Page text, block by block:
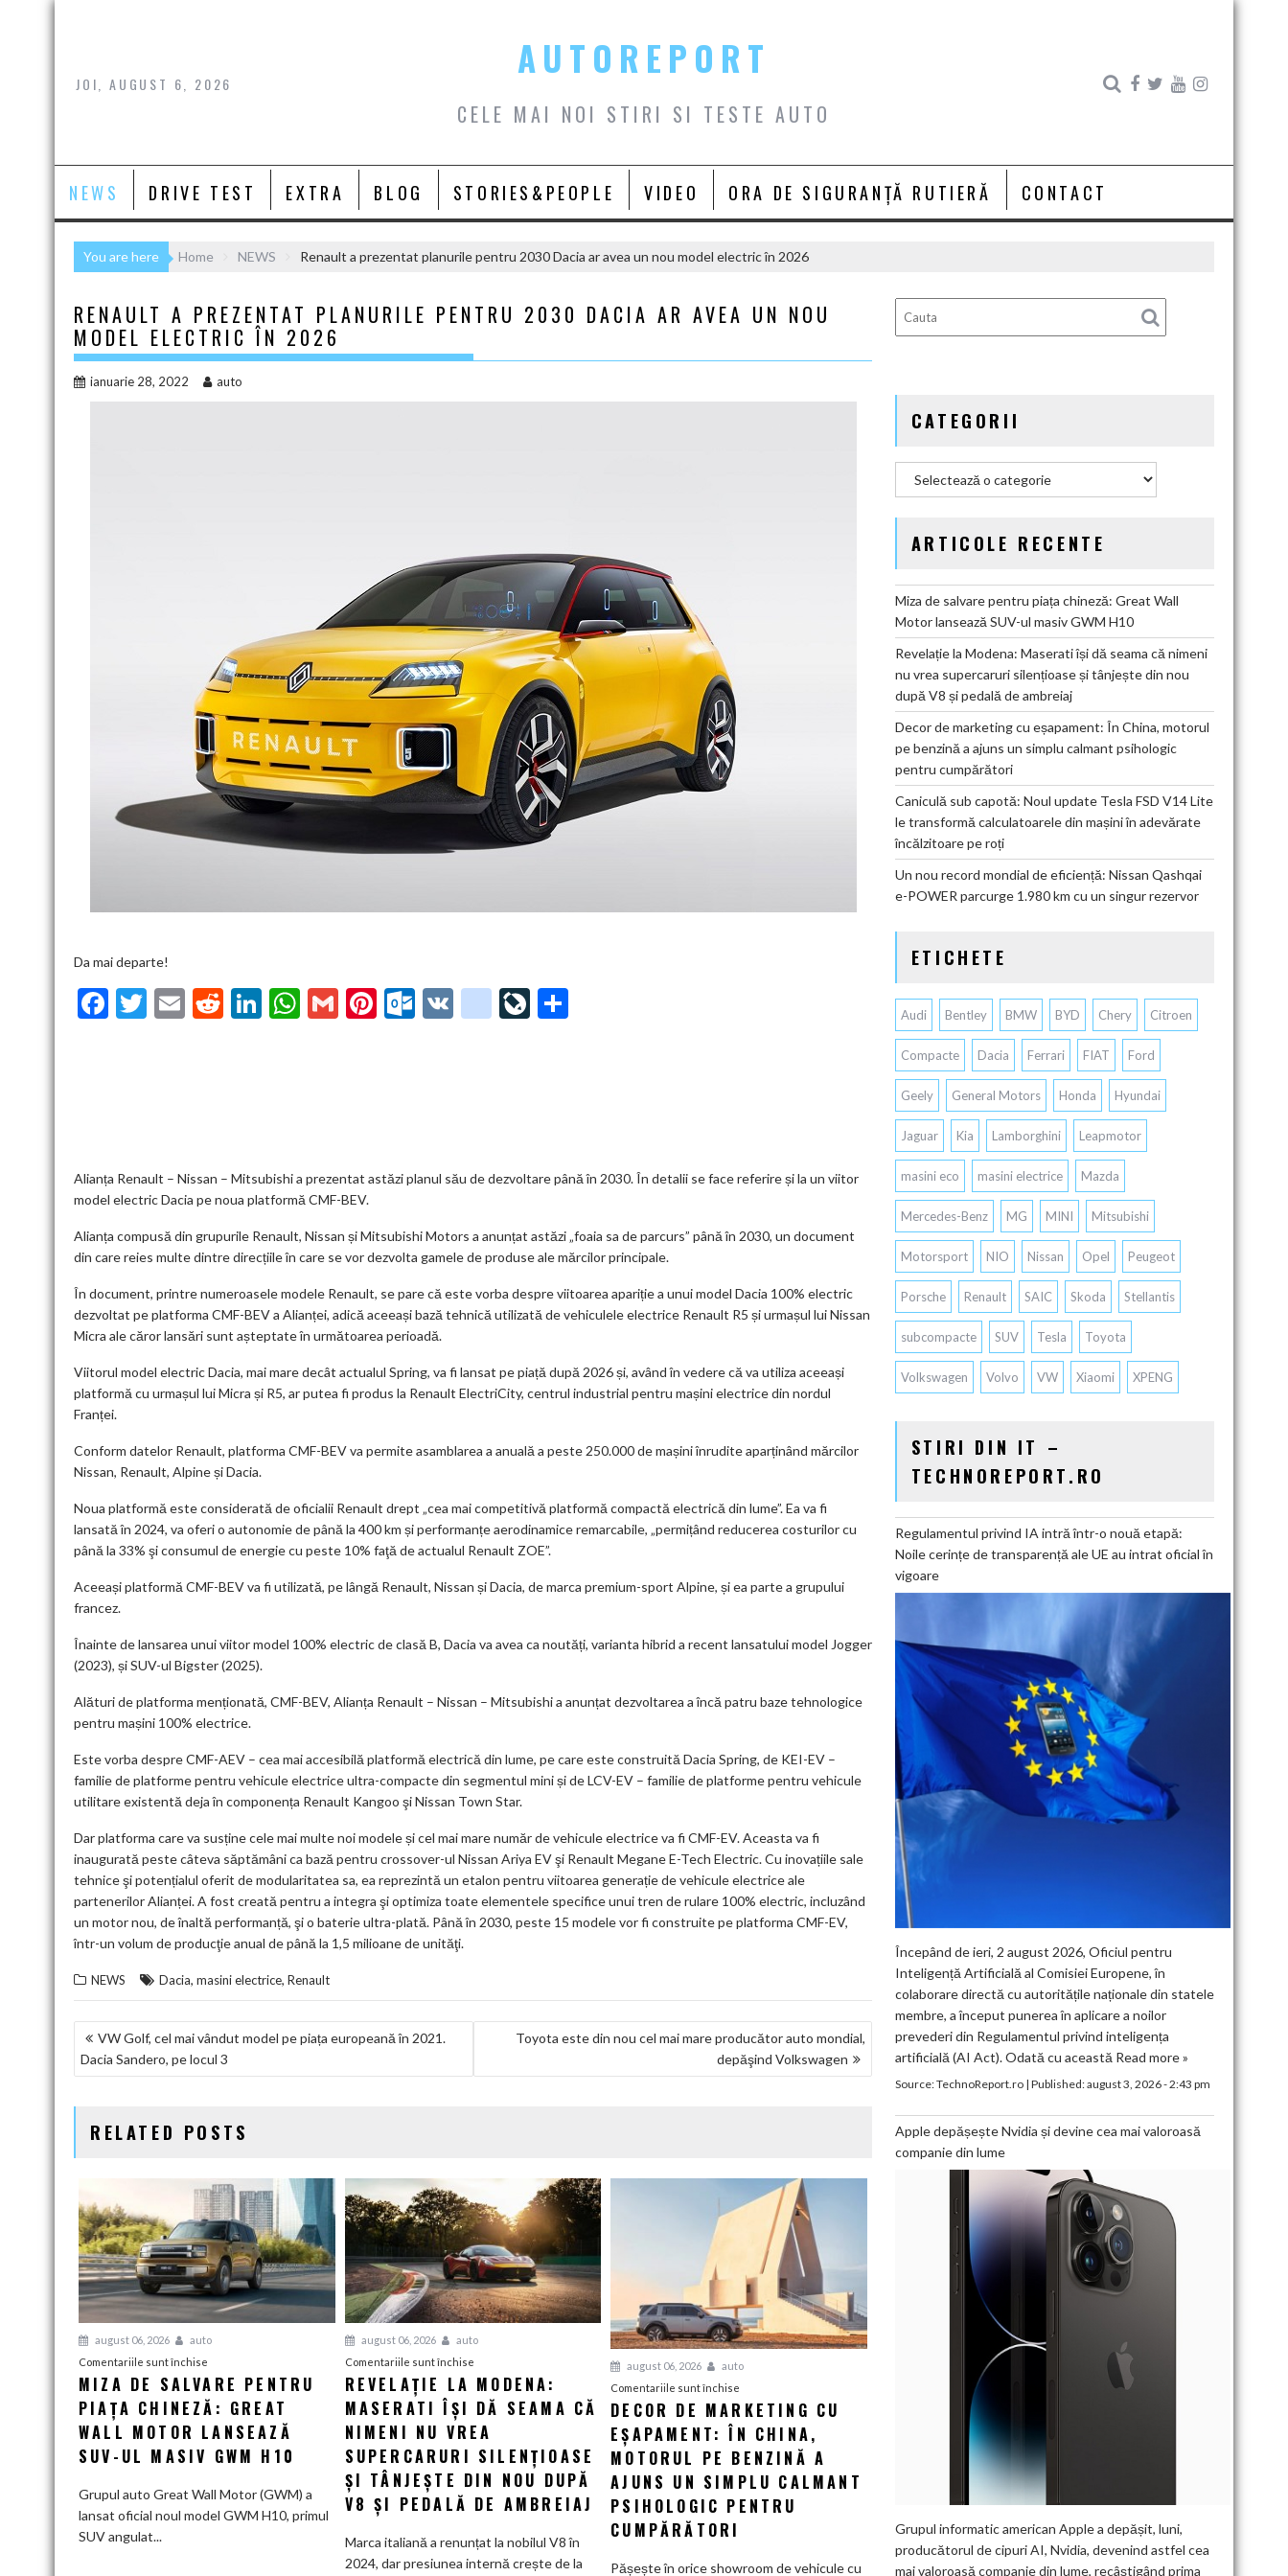
Skip
JOI, AUGUST 6, 2026
AUTOREPORT
CELE MAI NOI STIRI SI TESTE AUTO
NEWS DRIVE TEST EXTRA BLOG STORIES&PEOPLE VIDEO ORA DE SIGURANȚĂ RUTIERĂ CONTACT
You are here Home NEWS Renault a prezentat planurile pentru 2030 Dacia ar avea un nou model electric în 2026
RENAULT A PREZENTAT PLANURILE PENTRU 2030 DACIA AR AVEA UN NOU
MODEL ELECTRIC ÎN 2026
ianuarie 28, 2022 auto
Da mai departe!
F
k
T
E
R
Li W
p
G
Pi O
m
V
g
o
k
m
ar
Li
Alianța Renault – Nissan – Mitsubishi a prezentat astăzi planul său de dezvoltare până în 2030. În detalii se face referire și la un viitor
model electric Dacia pe noua platformă CMF-BEV.
Alianța compusă din grupurile Renault, Nissan și Mitsubishi Motors a anunțat astăzi „foaia sa de parcurs” până în 2030, un document
din care reies multe dintre direcțiile în care se vor dezvolta gamele de produse ale mărcilor principale.
În document, printre numeroasele modele Renault, se pare că este vorba despre viitoarea apariție a unui model Dacia 100% electric
dezvoltat pe platforma CMF-BEV a Alianței, adică aceeași bază tehnică utilizată de vehiculele electrice Renault R5 și urmașul lui Nissan
Micra ale căror lansări sunt așteptate în următoarea perioadă.
Viitorul model electric Dacia, mai mare decât actualul Spring, va fi lansat pe piață după 2026 și, având în vedere că va utiliza aceeași
platformă cu urmașul lui Micra și R5, ar putea fi produs la Renault ElectriCity, centrul industrial pentru mașini electrice din nordul
Franței.
Conform datelor Renault, platforma CMF-BEV va permite asamblarea a anuală a peste 250.000 de mașini înrudite aparținând mărcilor
Nissan, Renault, Alpine și Dacia.
Noua platformă este considerată de oficialii Renault drept „cea mai competitivă platformă compactă electrică din lume”. Ea va fi
lansată în 2024, va oferi o autonomie de până la 400 km și performanțe aerodinamice remarcabile, „permițând reducerea costurilor cu
până la 33% şi consumul de energie cu peste 10% faţă de actualul Renault ZOE”.
Aceeași platformă CMF-BEV va fi utilizată, pe lângă Renault, Nissan și Dacia, de marca premium-sport Alpine, și ea parte a grupului
francez.
Înainte de lansarea unui viitor model 100% electric de clasă B, Dacia va avea ca noutăți, varianta hibrid a recent lansatului model Jogger
(2023), și SUV-ul Bigster (2025).
Alături de platforma menționată, CMF-BEV, Alianța Renault – Nissan – Mitsubishi a anunțat dezvoltarea a încă patru baze tehnologice
pentru mașini 100% electrice.
Este vorba despre CMF-AEV – cea mai accesibilă platformă electrică din lume, pe care este construită Dacia Spring, de KEI-EV –
familie de platforme pentru vehicule electrice ultra-compacte din segmentul mini și de LCV-EV – familie de platforme pentru vehicule
utilitare existentă deja în componența Renault Kangoo şi Nissan Town Star.
Dar platforma care va susține cele mai multe noi modele și cel mai mare număr de vehicule electrice va fi CMF-EV. Aceasta va fi
inaugurată peste câteva săptămâni ca bază pentru crossover-ul Nissan Ariya EV şi Renault Megane E-Tech Electric. Cu inovațiile sale
tehnice şi potențialul oferit de modularitatea sa, ea reprezintă un etalon pentru viitoarea generație de vehicule electrice ale
partenerilor Alianței. A fost creată pentru a integra şi optimiza toate elementele specifice unui tren de rulare 100% electric, incluzând
un motor nou, de înaltă performanță, şi o baterie ultra-plată. Până în 2030, peste 15 modele vor fi construite pe platforma CMF-EV,
într-un volum de producţie anual de până la 1,5 milioane de unităţi.
NEWS Dacia, masini electrice, Renault
NAVIGARE
ÎN
VW Golf, cel mai vândut model pe piața europeană în 2021.
Dacia Sandero, pe locul 3
Toyota este din nou cel mai mare producător auto mondial,
depăşind Volkswagen
RELATED POSTS
august 06, 2026
auto
Comentariile sunt închise
Miza
de
salvare
piața
chineză:
Great
MIZA DE SALVARE PENTRU
PIAȚA CHINEZĂ: GREAT
WALL MOTOR LANSEAZĂ
SUV-UL MASIV GWM H10
Grupul auto Great Wall Motor (GWM) a
lansat oficial noul model GWM H10, primul
SUV angulat...
august 06, 2026
auto
Comentariile sunt închisepentru
Revelație
la
Modena:
își
dă
seama
nimeni
nu
REVELAȚIE LA MODENA:
MASERATI ÎȘI DĂ SEAMA CĂ
NIMENI NU VREA
SUPERCARURI SILENȚIOASE
ȘI TÂNJEȘTE DIN NOU DUPĂ
V8 ȘI PEDALĂ DE AMBREIAJ
Marca italiană a renunțat la nobilul V8 în
2024, dar presiunea internă crește de la
august 06, 2026
auto
Comentariile sunt închise
Decor
de
marketing
eșapament:
În
DECOR DE MARKETING CU
EȘAPAMENT: ÎN CHINA,
MOTORUL PE BENZINĂ A
AJUNS UN SIMPLU CALMANT
PSIHOLOGIC PENTRU
CUMPĂRĂTORI
Pășește în orice showroom de vehicule cu
CATEGORII
ARTICOLE RECENTE
Miza de salvare pentru piața chineză: Great Wall
Motor lansează SUV-ul masiv GWM H10
Revelație la Modena: Maserati își dă seama că nimeni
nu vrea supercaruri silențioase și tânjește din nou
după V8 și pedală de ambreiaj
Decor de marketing cu eșapament: În China, motorul
pe benzină a ajuns un simplu calmant psihologic
pentru cumpărători
Caniculă sub capotă: Noul update Tesla FSD V14 Lite
le transformă calculatoarele din mașini în adevărate
încălzitoare pe roți
Un nou record mondial de eficiență: Nissan Qashqai
e-POWER parcurge 1.980 km cu un singur rezervor
ETICHETE
Audi Bentley BMW BYD Chery Citroen
Compacte Dacia Ferrari FIAT Ford
Geely General Motors Honda Hyundai
Jaguar Kia Lamborghini Leapmotor
masini eco masini electrice Mazda
Mercedes-Benz MG MINI Mitsubishi
Motorsport NIO Nissan Opel Peugeot
Porsche Renault SAIC Skoda Stellantis
subcompacte SUV Tesla Toyota
Volkswagen Volvo VW Xiaomi XPENG
STIRI DIN IT –
TECHNOREPORT.RO
Regulamentul privind IA intră într-o nouă etapă:
Noile cerințe de transparență ale UE au intrat oficial în
vigoare
Începând de ieri, 2 august 2026, Oficiul pentru
Inteligență Artificială al Comisiei Europene, în
colaborare directă cu autoritățile naționale din statele
membre, a început punerea în aplicare a noilor
prevederi din Regulamentul privind inteligența
artificială (AI Act). Odată cu această Read more »
Source:TechnoReport.ro| Published:august 3, 2026 - 2:43 pm
Apple depășește Nvidia și devine cea mai valoroasă
companie din lume
Grupul informatic american Apple a depășit, luni,
producătorul de cipuri AI, Nvidia, devenind astfel cea
mai valoroasă companie din lume, recâștigând prima